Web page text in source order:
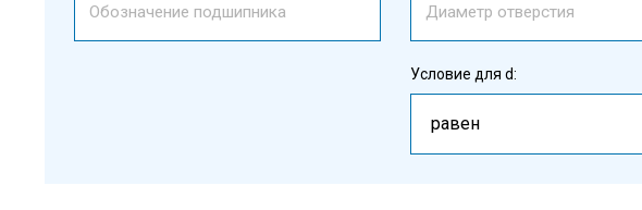
Условие для d:
равен